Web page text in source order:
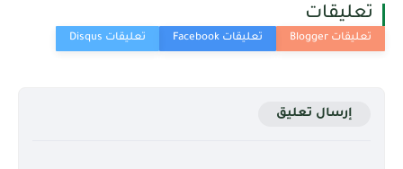
تعليقات
إرسال تعليق